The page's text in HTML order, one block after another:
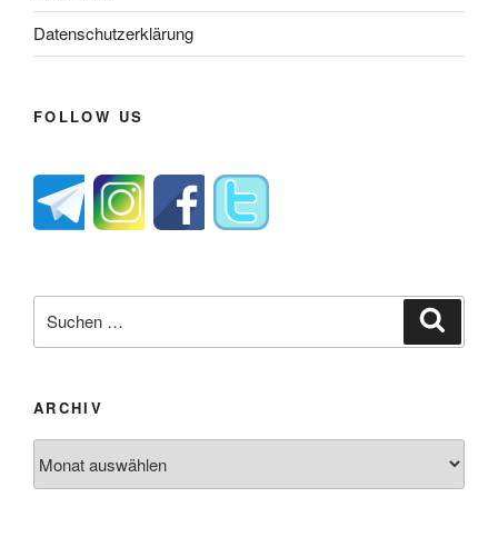
Datenschutzerklärung
FOLLOW US
nach:
ARCHIV